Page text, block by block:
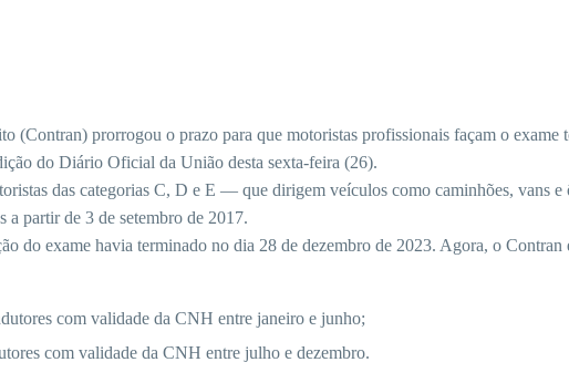
(Contran) prorrogou o prazo para que motoristas profissionais façam o
do Diário Oficial da União desta sexta-feira (26).
das categorias C, D e E — que dirigem veículos como caminhões, vans
a partir de 3 de setembro de 2017.
do exame havia terminado no dia 28 de dezembro de 2023. Agora, o Contran
com validade da CNH entre janeiro e junho;
com validade da CNH entre julho e dezembro.